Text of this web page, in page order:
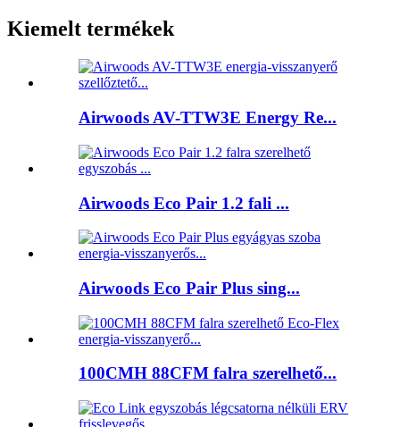
Kiemelt termékek
Airwoods AV-TTW3E Energy Re...
Airwoods Eco Pair 1.2 fali ...
Airwoods Eco Pair Plus sing...
100CMH 88CFM falra szerelhető...